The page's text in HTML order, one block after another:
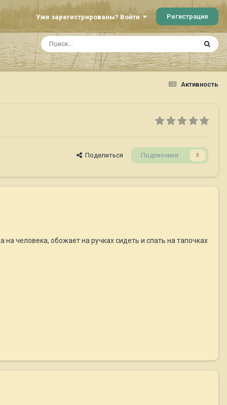
Уже зарегистрированы? Войти Регистрация
Активность
Поделиться Подписчики 0
человека, обожает на ручках сидеть и спать на тапочках